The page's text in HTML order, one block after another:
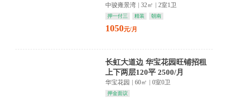
中骏雍景湾 32㎡ 2室1卫
押一付三 精装 朝南
1050元/月
长虹大道边 华宝花园旺铺招租
上下两层120平 2500/月
华宝花园 | 60㎡ | 0室0卫
押金面议